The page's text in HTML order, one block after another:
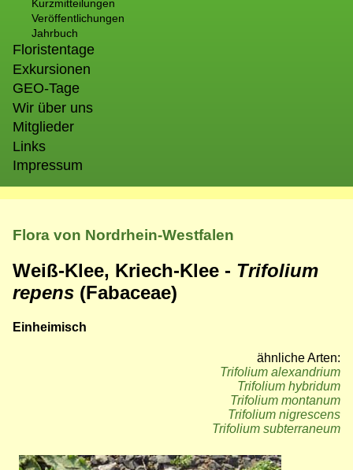
Kurzmitteilungen
Veröffentlichungen
Jahrbuch
Floristentage
Exkursionen
GEO-Tage
Wir über uns
Mitglieder
Links
Impressum
Flora von Nordrhein-Westfalen
Weiß-Klee, Kriech-Klee - Trifolium
repens (Fabaceae)
Einheimisch
ähnliche Arten:
Trifolium alexandrium
Trifolium hybridum
Trifolium montanum
Trifolium nigrescens
Trifolium subterraneum
Bild